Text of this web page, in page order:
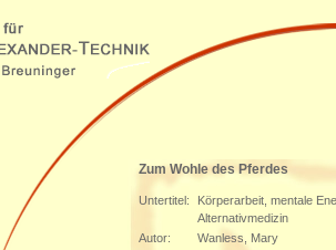
Zum Wohle des Pferdes
Untertitel:
Körperarbeit, mentale
Alternativmedizin
Autor:
Wanless, Mary